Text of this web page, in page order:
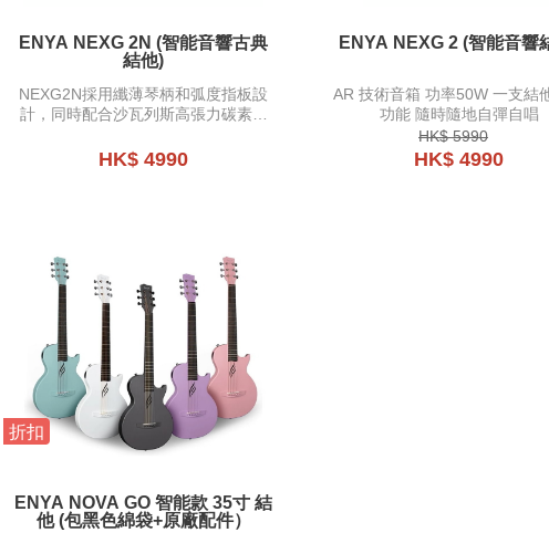
ENYA NEXG 2N (智能音響古典
結他)
NEXG2N採用纖薄琴柄和弧度指板設
計，同時配合沙瓦列斯高張力碳素琴
流行彈唱、前衛指彈玩家，都能非常
好的得到理想中手感。
HK$ 4990
ENYA NEXG 2 (智能
AR 技術音箱 功率50W 一支結
功能 隨時隨地自彈自唱
HK$ 5990
HK$ 4990
折扣
ENYA NOVA GO 智能款 35寸 結
他 (包黑色綿袋+原廠配件）